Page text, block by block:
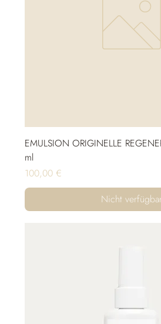
EMULSION ORIGINELLE
ml
Preis
100,00 €
Nicht